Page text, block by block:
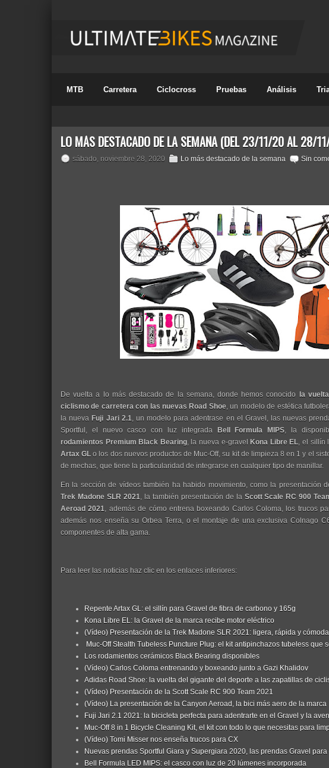
MTB Carretera Ciclocross Pruebas Análisis
LO MÁS DESTACADO DE LA SEMANA (DEL 23/11/20 AL 28/
sábado, noviembre 28, 2020 Lo más destacado de la semana Sin
De vuelta a lo más destacado de la semana, donde hemos conocido
la
ciclismo de carretera con las nuevas Road Shoe, un modelo de estética
la nueva Fuji Jari 2.1, un modelo para adentrase en el Gravel, las nuevas
Sportful, el nuevo casco con luz integrada
Bell Formula MIPS, la
rodamientos Premium Black Bearing, la nueva e-gravel Kona Libre EL, el sillín
Artax GL o los dos nuevos productos de Muc-Off, su kit de limpieza 8 en 1 y el
de mechas, que tiene la particularidad de integrarse en cualquier tipo de manillar.
En la sección de vídeos también ha habido movimiento, como la presentación
Trek Madone SLR 2021, la también presentación de la Scott Scale RC 900
Aeroad 2021, además de cómo entrena boxeando Carlos Coloma, los trucos
además nos enseña su Orbea Terra, o el montaje de una exclusiva Colnago
componentes de alta gama.
Para leer las noticias haz clic en los enlaces inferiores:
Repente Artax GL: el sillín para Gravel de fibra de carbono y 165g
Kona Libre EL: la Gravel de la marca recibe motor eléctrico
(Vídeo) Presentación de la Trek Madone SLR 2021: ligera, rápida y cómoda
Muc-Off Stealth Tubeless Puncture Plug: el kit antipinchazos tubeless que
Los rodamientos cerámicos Black Bearing disponibles
(Vídeo) Carlos Coloma entrenando y boxeando junto a Gazi Khalidov
Adidas Road Shoe: la vuelta del gigante del deporte a las zapatillas de
(Vídeo) Presentación de la Scott Scale RC 900 Team 2021
(Vídeo) La presentación de la Canyon Aeroad, la bici más aero de la marca
Fuji Jari 2.1 2021: la bicicleta perfecta para adentrarte en el Gravel y la
Muc-Off 8 in 1 Bicycle Cleaning Kit, el kit con todo lo que necesitas para
(Vídeo) Tomi Misser nos enseña trucos para CX
Nuevas prendas Sportful Giara y Supergiara 2020, las prendas Gravel
Bell Formula LED MIPS: el casco con luz de 20 lúmenes incorporada